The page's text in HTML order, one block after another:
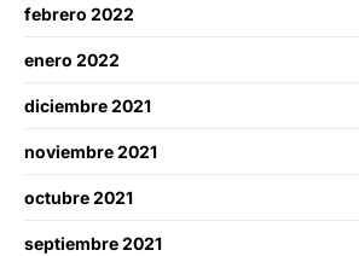
febrero 2022
enero 2022
diciembre 2021
noviembre 2021
octubre 2021
septiembre 2021